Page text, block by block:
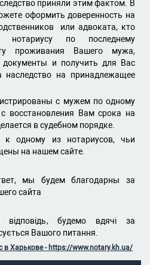
приняли этим фактом. В
оформить доверенность на
или адвоката, кто
по последнему
проживания Вашего мужа,
документы и получить для Вас
наследство на принадлежащее
с мужем по одному
восстановления Вам срока на
в судебном порядке.
к одному из нотариусов, чьи
на нашем сайте.
мы будем благодарны за
сайта
будемо вдячі за
Вашого питання.
в Харькове - https://www.notary.kh.ua/